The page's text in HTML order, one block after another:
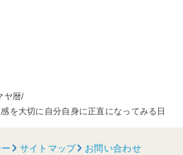
ヤ暦
を大切に自分自身に正直になってみる日
サイトマップ お問い合わせ